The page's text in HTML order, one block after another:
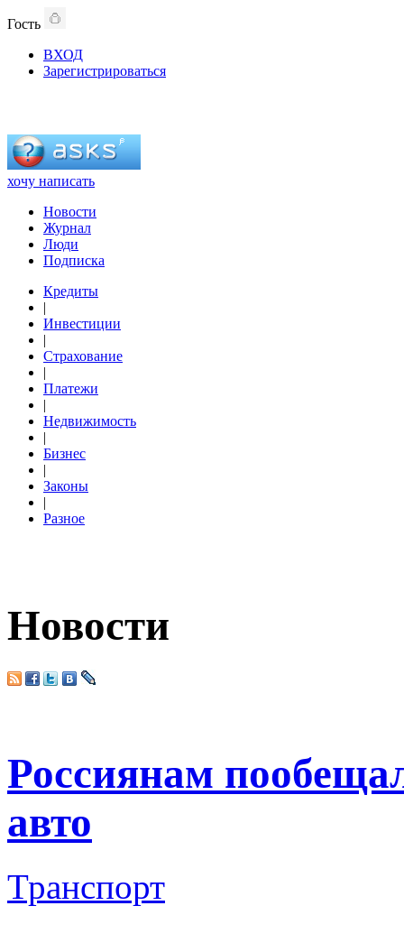
Гость
ВХОД
Зарегистрироваться
хочу написать
Новости
Журнал
Люди
Подписка
Кредиты
|
Инвестиции
|
Страхование
|
Платежи
|
Недвижимость
|
Бизнес
|
Законы
|
Разное
Новости
Россиянам
авто
Транспорт